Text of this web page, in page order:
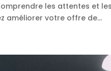
les attentes et
améliorer votre offre de...